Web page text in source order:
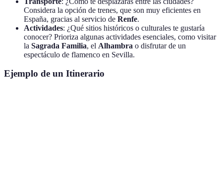
Considera la opción de trenes, que son muy eficientes en
España, gracias al servicio de Renfe.
Actividades: ¿Qué sitios históricos o culturales te gustaría
conocer? Prioriza algunas actividades esenciales, como visitar
la Sagrada Familia, el Alhambra o disfrutar de un
espectáculo de flamenco en Sevilla.
Ejemplo de un Itinerario